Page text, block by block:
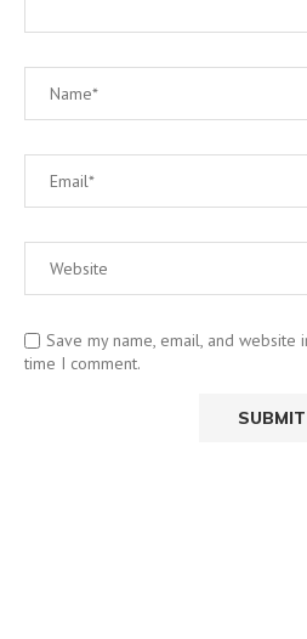
Save my name, email, and
time I comment.